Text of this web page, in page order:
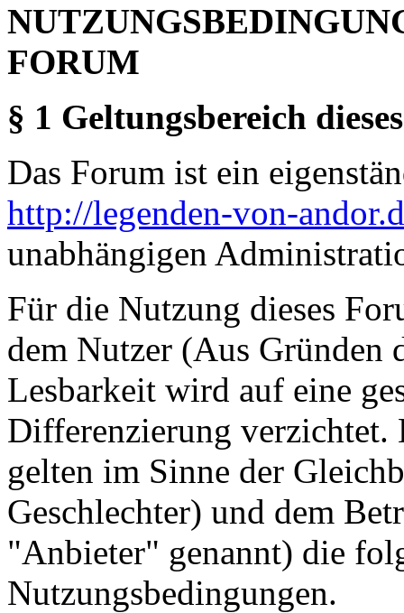
FORUM
§ 1 Geltungsbereich
Das Forum ist ein
http://legenden-von-
unabhängigen
Für die Nutzung dieses
dem Nutzer (Aus Gründen
Lesbarkeit wird auf eine
Differenzierung verzichtet.
gelten im Sinne der
Geschlechter) und dem
"Anbieter" genannt) die
Nutzungsbedingungen.